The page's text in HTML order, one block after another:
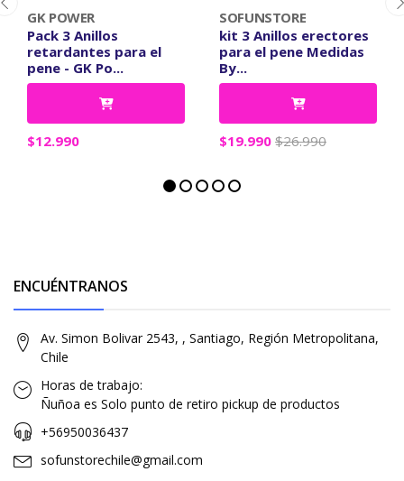
GK POWER
Pack 3 Anillos
retardantes para el
pene - GK Po...
$12.990
SOFUNSTORE
kit 3 Anillos erectores
para el pene Medidas
By...
$19.990 $26.990
ENCUÉNTRANOS
Av. Simon Bolivar 2543, , Santiago, Región Metropolitana,
Chile
Horas de trabajo:
Ñuñoa es Solo punto de retiro pickup de productos
+56950036437
sofunstorechile@gmail.com